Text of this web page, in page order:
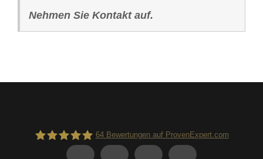
Nehmen Sie Kontakt auf.
64Bewertungen auf ProvenExpert.com